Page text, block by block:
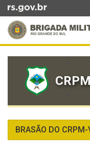
para
conteúdo
busca
conteúdo
BRASÃO DO